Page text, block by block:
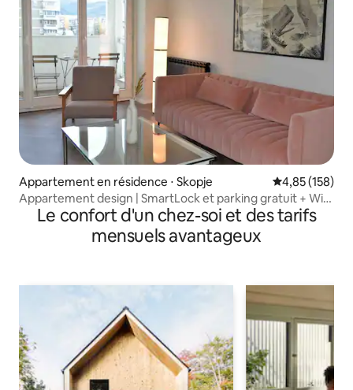
Appartement en résidence ⋅ Skopje Évaluation
4,85 (158)
Appartement design | SmartLock et parking gratuit + Wifi
RAPIDE
Le confort d'un chez-soi et des tarifs
mensuels avantageux